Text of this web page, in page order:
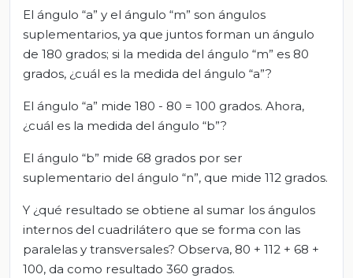
El ángulo “a” y el ángulo “m” son ángulos
suplementarios, ya que juntos forman un ángulo
de 180 grados; si la medida del ángulo “m” es 80
grados, ¿cuál es la medida del ángulo “a”?
El ángulo “a” mide 180 - 80 = 100 grados. Ahora,
¿cuál es la medida del ángulo “b”?
El ángulo “b” mide 68 grados por ser
suplementario del ángulo “n”, que mide 112 grados.
Y ¿qué resultado se obtiene al sumar los ángulos
internos del cuadrilátero que se forma con las
paralelas y transversales? Observa, 80 + 112 + 68 +
100, da como resultado 360 grados.